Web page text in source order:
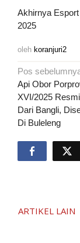
Akhirnya
2025
oleh koranjuri2
pos
Pos
Api Obor
XVI/2025
Dari Bangli,
Di Buleleng
ARTIKEL LAIN